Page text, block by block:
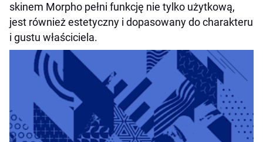
skinem Morpho pełni funkcję nie tylko użytkową,
jest również estetyczny i dopasowany do charakteru
i gustu właściciela.